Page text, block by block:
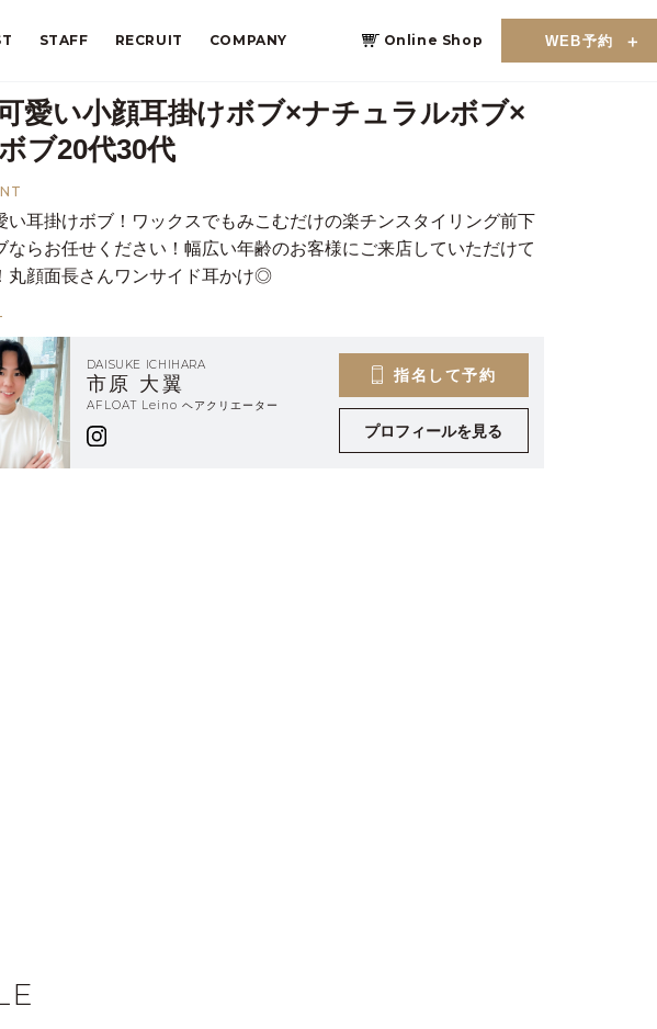
STAFF RECRUIT COMPANY Online Shop WEB予約
愛い小顔耳掛けボブ×ナチュラルボブ×
ブ20代30代
い耳掛けボブ！ワックスでもみこむだけの楽チンスタイリング前下
ならお任せください！幅広い年齢のお客様にご来店していただけて
丸顔面長さんワンサイド耳かけ◎
DAISUKE ICHIHARA
市原 大翼
AFLOAT Leino ヘアクリエーター
指名して予約
プロフィールを見る